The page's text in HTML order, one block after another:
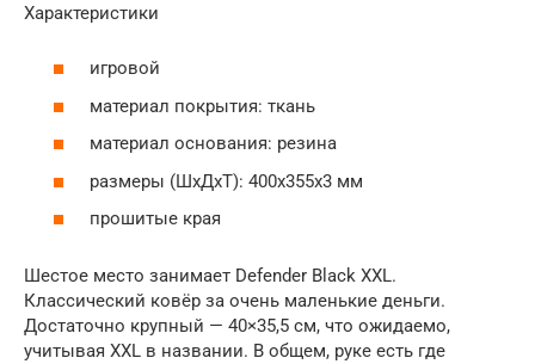
Характеристики
игровой
материал покрытия: ткань
материал основания: резина
размеры (ШxДxТ): 400x355x3 мм
прошитые края
Шестое место занимает Defender Black XXL.
Классический ковёр за очень маленькие деньги.
Достаточно крупный — 40×35,5 см, что ожидаемо,
учитывая XXL в названии. В общем, руке есть где